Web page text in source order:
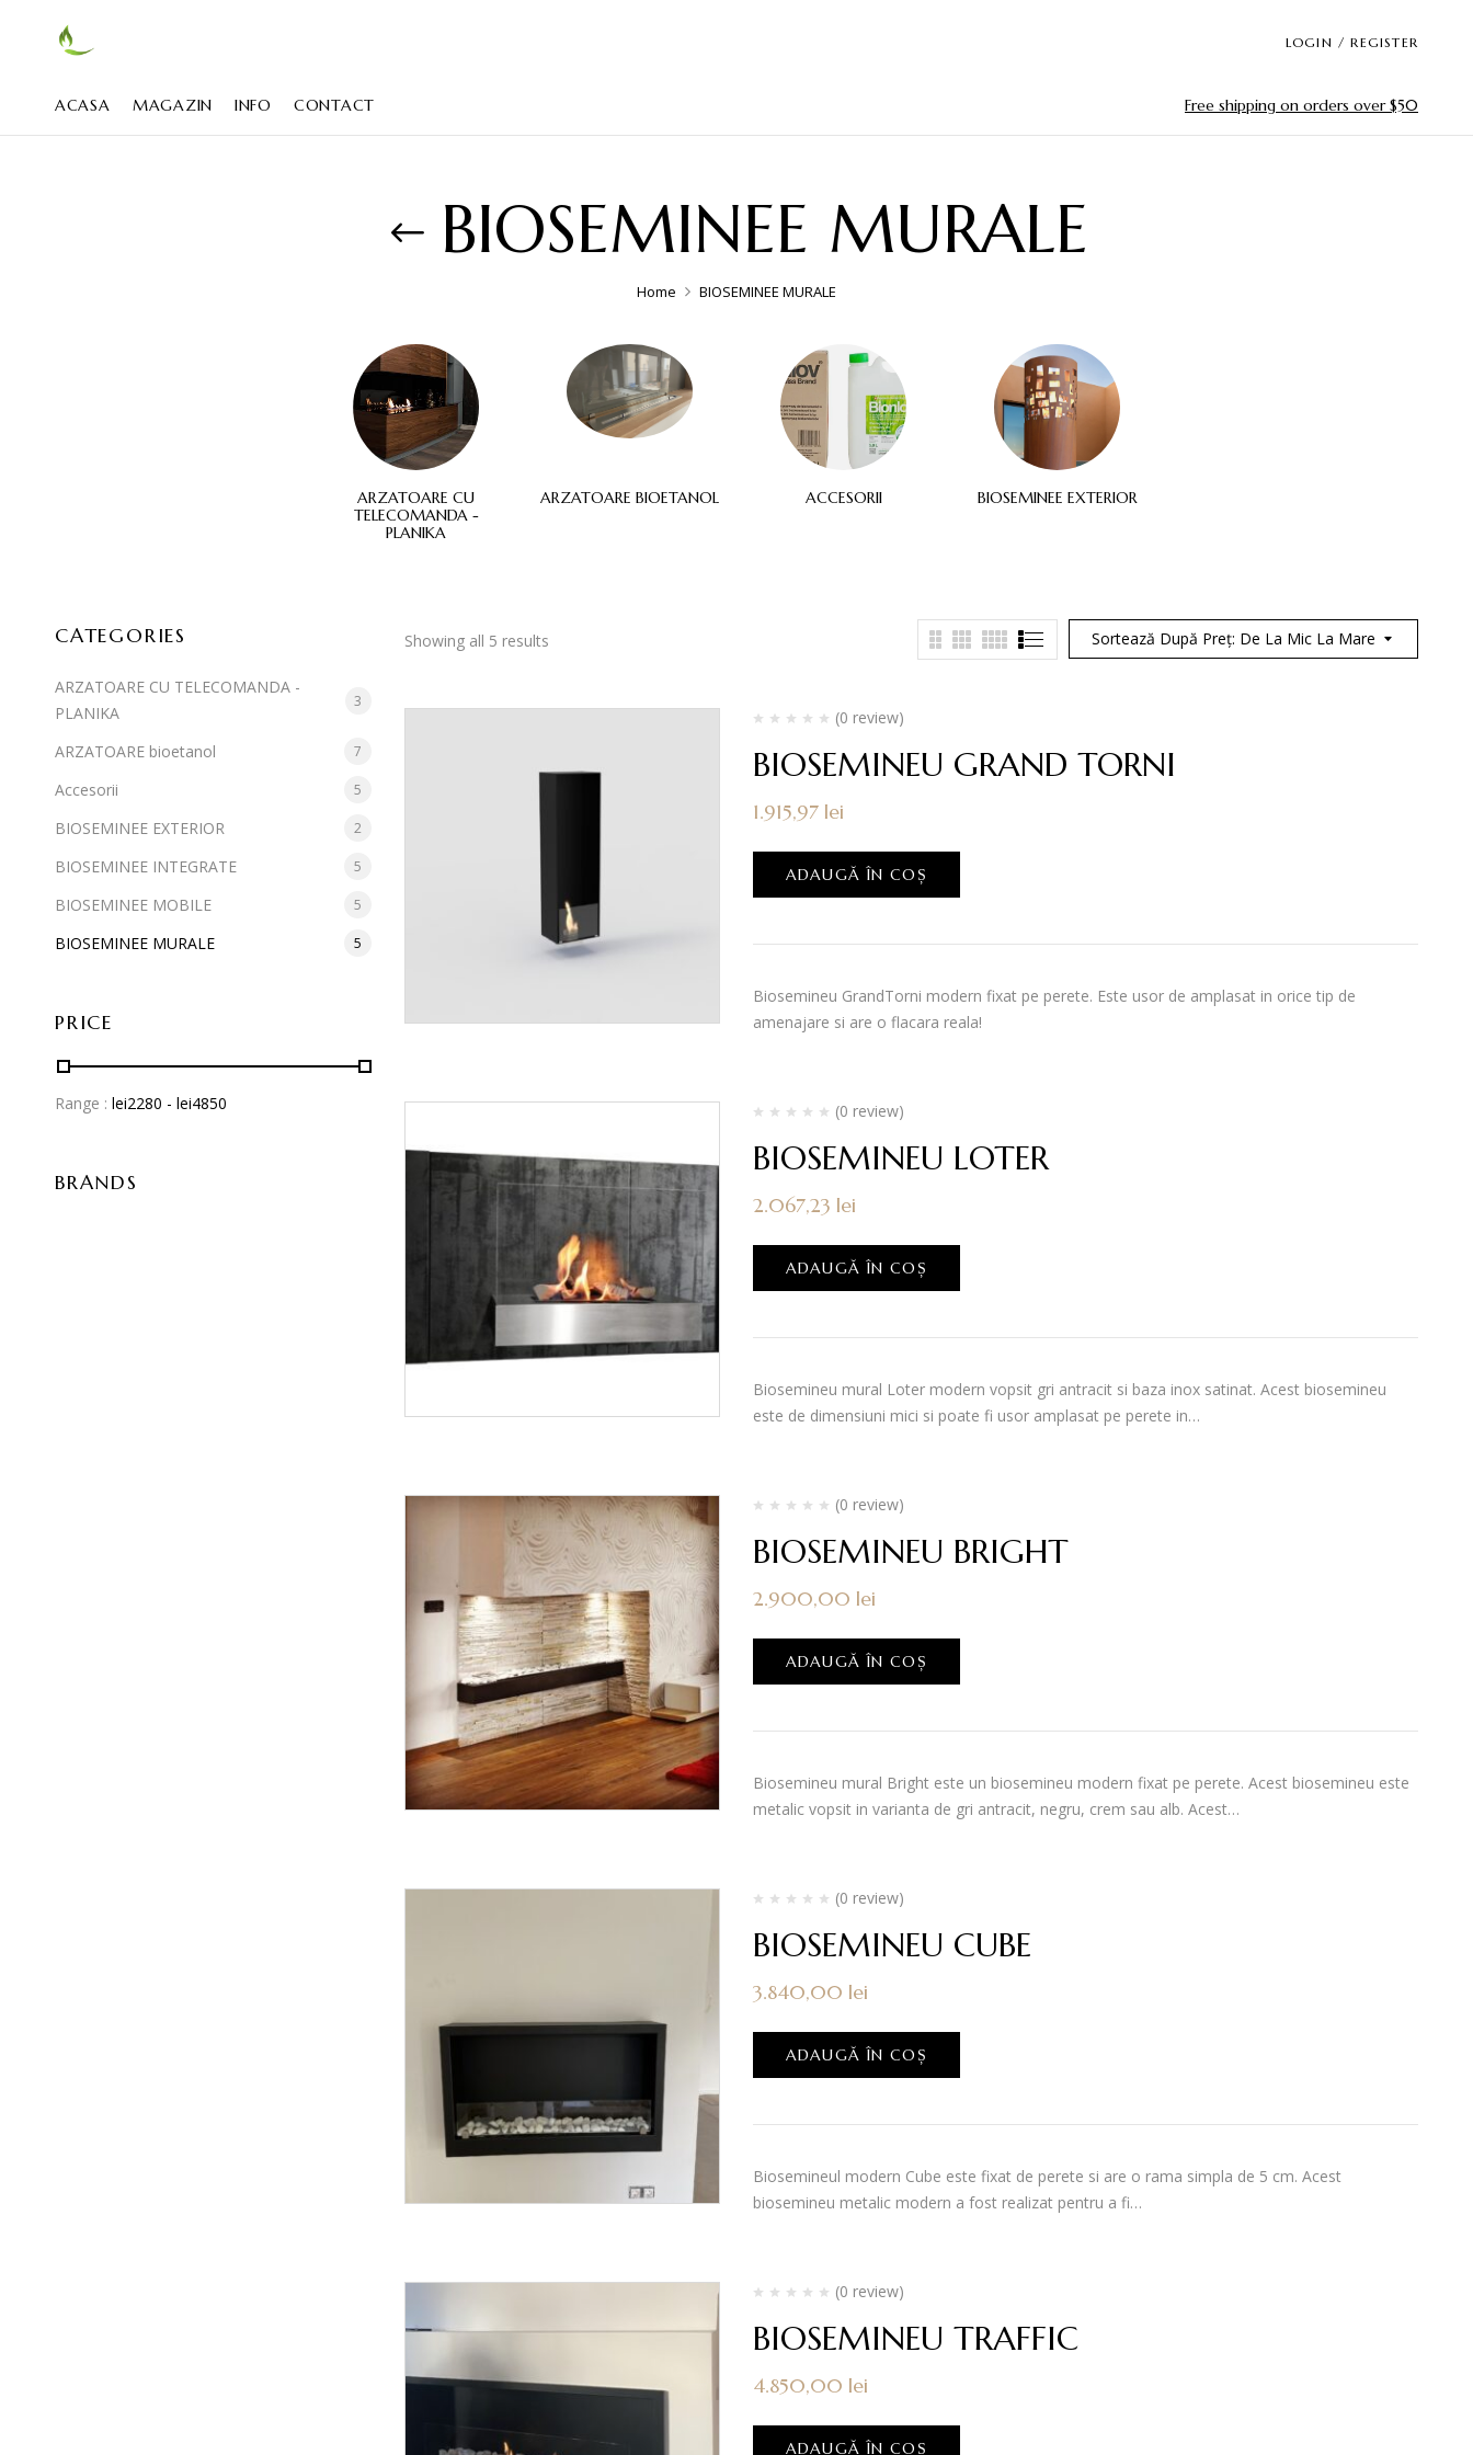
LOGIN / REGISTER
ACASA MAGAZIN INFO CONTACT Free shipping on orders over $50
BIOSEMINEE MURALE
Home BIOSEMINEE MURALE
ARZATOARE CU
TELECOMANDA -
PLANIKA
ARZATOARE BIOETANOL ACCESORII BIOSEMINEE EXTERIOR
CATEGORIES
ARZATOARE CU TELECOMANDA -
PLANIKA
3
ARZATOARE bioetanol 7
Accesorii 5
BIOSEMINEE EXTERIOR 2
BIOSEMINEE INTEGRATE 5
BIOSEMINEE MOBILE 5
BIOSEMINEE MURALE 5
PRICE
Range : lei2280 - lei4850
BRANDS
Sortează După Preț: De La Mic La Mare
Showing all 5 results
(0 review)
BIOSEMINEU GRAND TORNI
1.915,97 lei
ADAUGĂ ÎN COȘ
Biosemineu GrandTorni modern fixat pe perete. Este usor de amplasat in orice tip de
amenajare si are o flacara reala!
(0 review)
BIOSEMINEU LOTER
2.067,23 lei
ADAUGĂ ÎN COȘ
Biosemineu mural Loter modern vopsit gri antracit si baza inox satinat. Acest biosemineu
este de dimensiuni mici si poate fi usor amplasat pe perete in…
(0 review)
BIOSEMINEU BRIGHT
2.900,00 lei
ADAUGĂ ÎN COȘ
Biosemineu mural Bright este un biosemineu modern fixat pe perete. Acest biosemineu este
metalic vopsit in varianta de gri antracit, negru, crem sau alb. Acest…
(0 review)
BIOSEMINEU CUBE
3.840,00 lei
ADAUGĂ ÎN COȘ
Biosemineul modern Cube este fixat de perete si are o rama simpla de 5 cm. Acest
biosemineu metalic modern a fost realizat pentru a fi…
(0 review)
BIOSEMINEU TRAFFIC
4.850,00 lei
ADAUGĂ ÎN COȘ